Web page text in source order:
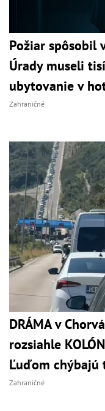
Požiar spôsobil
Úrady museli
ubytovanie v
Zahraničné
DRÁMA v
rozsiahle
Ľuďom chýbajú
Zahraničné